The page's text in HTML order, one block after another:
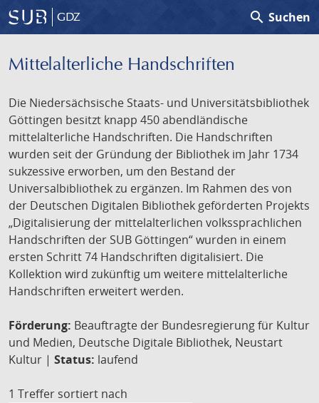
GDZ search Suchen
Mittelalterliche Handschriften
Die Niedersächsische Staats- und Universitätsbibliothek
Göttingen besitzt knapp 450 abendländische
mittelalterliche Handschriften. Die Handschriften
wurden seit der Gründung der Bibliothek im Jahr 1734
sukzessive erworben, um den Bestand der
Universalbibliothek zu ergänzen. Im Rahmen des von
der Deutschen Digitalen Bibliothek geförderten Projekts
„Digitalisierung der mittelalterlichen volkssprachlichen
Handschriften der SUB Göttingen“ wurden in einem
ersten Schritt 74 Handschriften digitalisiert. Die
Kollektion wird zukünftig um weitere mittelalterliche
Handschriften erweitert werden.
Förderung: Beauftragte der Bundesregierung für Kultur
und Medien, Deutsche Digitale Bibliothek, Neustart
Kultur | Status: laufend
1 Treffer sortiert nach